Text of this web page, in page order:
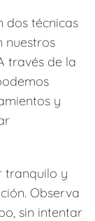
dos técnicas
nuestros
través de la
y
tranquilo y
Observa
sin intentar